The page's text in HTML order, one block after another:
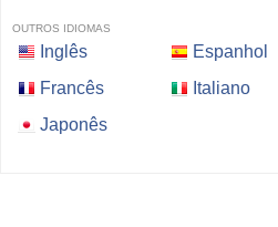
OUTROS IDIOMAS
Inglês Espanhol
Francês
Italiano
Japonês